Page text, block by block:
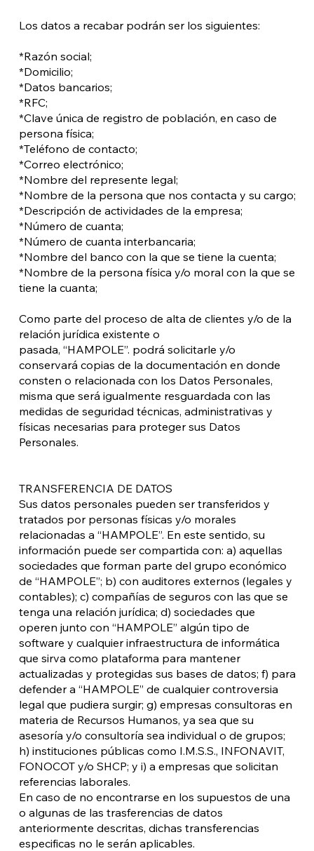
Los datos a recabar podrán ser los siguientes:​
*Razón social;
*Domicilio;
*Datos bancarios;
*RFC;
*Clave única de registro de población, en caso de
persona física;
*Teléfono de contacto;
*Correo electrónico;
*Nombre del represente legal;​
*Nombre de la persona que nos contacta y su cargo;
*Descripción de actividades de la empresa;
*Número de cuanta;
*Número de cuanta interbancaria;
*Nombre del banco con la que se tiene la cuenta;
*Nombre de la persona física y/o moral con la que se
tiene la cuanta;
Como parte del proceso de alta de clientes y/o de la
relación jurídica existente o
pasada, “HAMPOLE”. podrá solicitarle y/o
conservará copias de la documentación en donde
consten o relacionada con los Datos Personales,
misma que será igualmente resguardada con las
medidas de seguridad técnicas, administrativas y
físicas necesarias para proteger sus Datos
Personales.
TRANSFERENCIA DE DATOS
Sus datos personales pueden ser transferidos y
tratados por personas físicas y/o morales
relacionadas a “HAMPOLE”. En este sentido, su
información puede ser compartida con: a) aquellas
sociedades que forman parte del grupo económico
de “HAMPOLE”; b) con auditores externos (legales y
contables); c) compañías de seguros con las que se
tenga una relación jurídica; d) sociedades que
operen junto con “HAMPOLE” algún tipo de
software y cualquier infraestructura de informática
que sirva como plataforma para mantener
actualizadas y protegidas sus bases de datos; f) para
defender a “HAMPOLE” de cualquier controversia
legal que pudiera surgir; g) empresas consultoras en
materia de Recursos Humanos, ya sea que su
asesoría y/o consultoría sea individual o de grupos;
h) instituciones públicas como I.M.S.S., INFONAVIT,
FONOCOT y/o SHCP; y i) a empresas que solicitan
referencias laborales.
En caso de no encontrarse en los supuestos de una
o algunas de las trasferencias de datos
anteriormente descritas, dichas transferencias
especificas no le serán aplicables.